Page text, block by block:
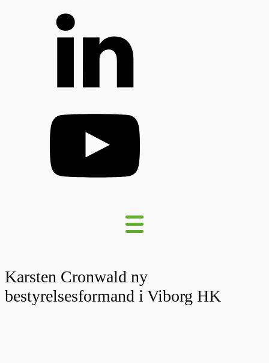
Karsten Cronwald ny
bestyrelsesformand i Viborg HK